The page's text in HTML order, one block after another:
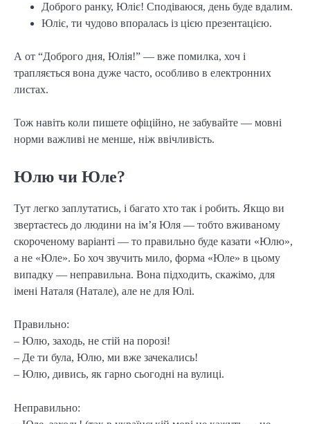
Доброго ранку, Юліє! Сподіваюся, день буде вдалим.
Юліє, ти чудово впоралась із цією презентацією.
А от “Доброго дня, Юлія!” — вже помилка, хоч і
трапляється вона дуже часто, особливо в електронних
листах.
Тож навіть коли пишете офіційно, не забувайте — мовні
норми важливі не менше, ніж ввічливість.
Юлю чи Юле?
Тут легко заплутатись, і багато хто так і робить. Якщо ви
звертаєтесь до людини на ім’я Юля — тобто вживаному
скороченому варіанті — то правильно буде казати «Юлю»,
а не «Юле». Бо хоч звучить мило, форма «Юле» в цьому
випадку — неправильна. Вона підходить, скажімо, для
імені Наталя (Натале), але не для Юлі.
Правильно:
– Юлю, заходь, не стій на порозі!
– Де ти була, Юлю, ми вже зачекались!
– Юлю, дивись, як гарно сьогодні на вулиці.
Неправильно: